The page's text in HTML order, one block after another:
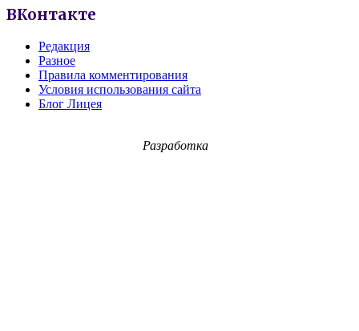
ВКонтакте
Редакция
Разное
Правила комментирования
Условия использования сайта
Блог Лицея
Разработка